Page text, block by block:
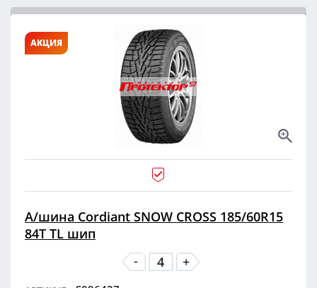
АКЦИЯ
А/шина Cordiant SNOW CROSS 185/60R15
84T TL шип
-
+